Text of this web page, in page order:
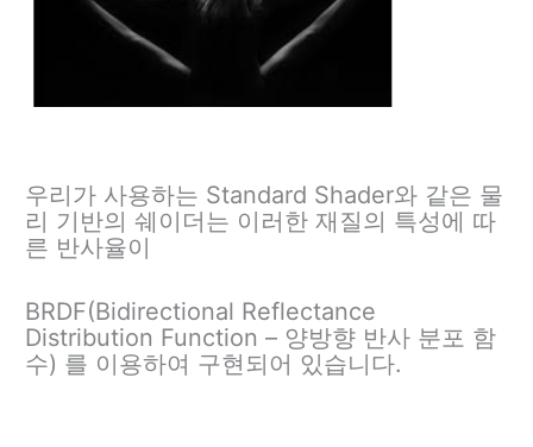
우리가 사용하는 Standard Shader와 같은 물
리 기반의 쉐이더는 이러한 재질의 특성에 따
른 반사율이
BRDF(Bidirectional Reflectance
Distribution Function – 양방향 반사 분포 함
수) 를 이용하여 구현되어 있습니다.